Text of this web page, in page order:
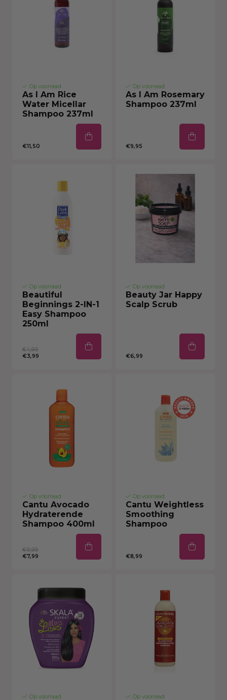
Op voorraad
As I Am Rice
Water Micellar
Shampoo 237ml
€11,50
Op voorraad
As I Am Rosemary
Shampoo 237ml
€9,95
Op voorraad
Beautiful
Beginnings 2-IN-1
Easy Shampoo
250ml
€4,99
€3,99
Op voorraad
Beauty Jar Happy
Scalp Scrub
€6,99
Op voorraad
Cantu Avocado
Hydraterende
Shampoo 400ml
€9,99
€7,99
Op voorraad
Cantu Weightless
Smoothing
Shampoo
€8,99
Op voorraad Op voorraad